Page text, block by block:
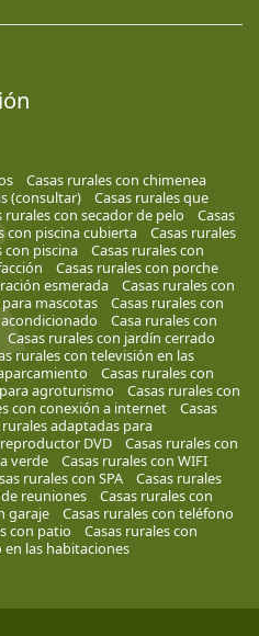
Casas rurales con chimenea
(consultar)
Casas rurales que
rurales con secador de pelo
Casas
con piscina cubierta
Casas rurales
con piscina
Casas rurales con
Casas rurales con porche
esmerada
Casas rurales con
mascotas
Casas rurales con
Casa rurales con
Casas rurales con jardín cerrado
rurales con televisión en las
Casas rurales con
agroturismo
Casas rurales con
con conexión a internet
Casas
rurales adaptadas para
DVD
Casas rurales con
verde
Casas rurales con WIFI
rurales con SPA
Casas rurales
reuniones
Casas rurales con
garaje
Casas rurales con teléfono
con patio
Casas rurales con
en las habitaciones